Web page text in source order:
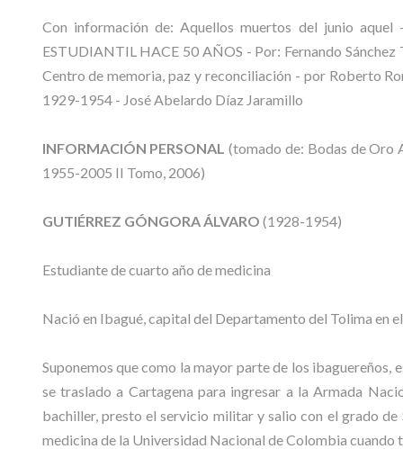
Con información de: Aquellos muertos del junio
ESTUDIANTIL HACE 50 AÑOS - Por: Fernando
Centro de memoria, paz y reconciliación - por Roberto
1929-1954 - José Abelardo Díaz Jaramillo
INFORMACIÓN PERSONAL (tomado de: Bodas de Oro
1955-2005 II Tomo, 2006)
GUTIÉRREZ GÓNGORA ÁLVARO (1928-1954)
Estudiante de cuarto año de medicina
Nació en Ibagué, capital del Departamento del Tolima en
Suponemos que como la mayor parte de los ibaguereños,
se traslado a Cartagena para ingresar a la Armada
bachiller, presto el servicio militar y salio con el grado
medicina de la Universidad Nacional de Colombia cuando